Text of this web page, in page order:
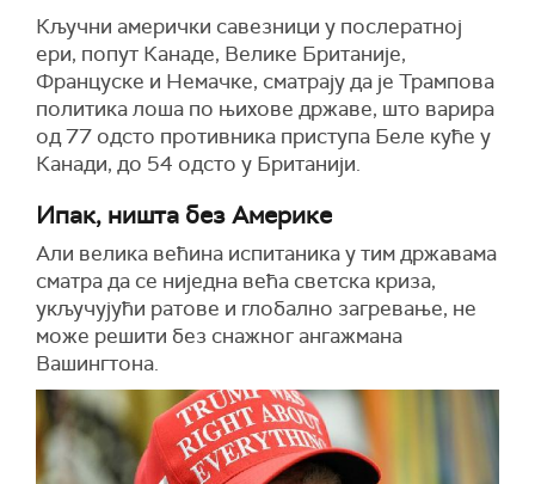
Кључни амерички савезници у послератној
ери, попут Канаде, Велике Британије,
Француске и Немачке, сматрају да је Трампова
политика лоша по њихове државе, што варира
од 77 одсто противника приступа Беле куће у
Канади, до 54 одсто у Британији.
Ипак, ништа без Америке
Али велика већина испитаника у тим државама
сматра да се ниједна већа светска криза,
укључујући ратове и глобално загревање, не
може решити без снажног ангажмана
Вашингтона.